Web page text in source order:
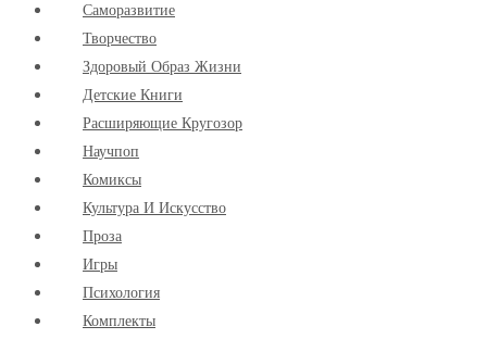
Cаморазвитие
Творчество
Здоровый Образ Жизни
Детские Книги
Расширяющие Кругозор
Научпоп
Комиксы
Культура И Искусство
Проза
Игры
Психология
Комплекты